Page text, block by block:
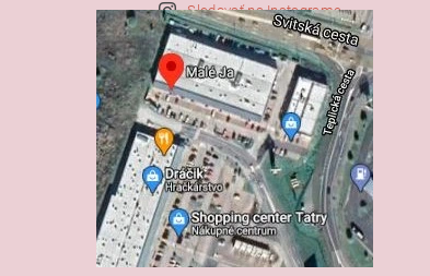
Sledovať na Instagrame